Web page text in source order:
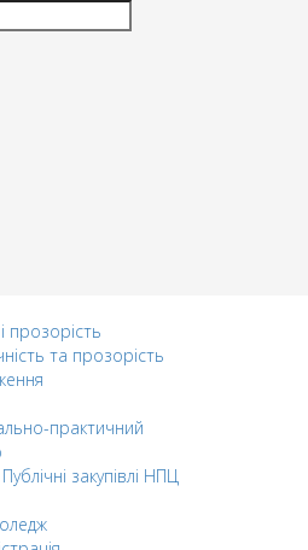
прозорість
та прозорість
практичний
Публічні закупівлі НПЦ